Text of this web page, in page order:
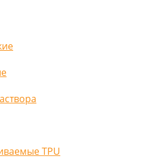
TPU